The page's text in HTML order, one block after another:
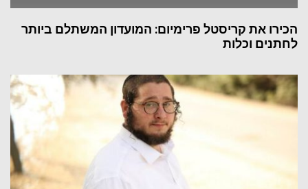
הכירו את קריסטל פרימיום: המועדון המשתלם ביותר
לחתנים וכלות